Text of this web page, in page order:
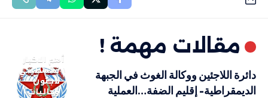
مقالات مهمة !
أهم الاخبار
فلسطيني
لاجئون
وجاليات
دائرة اللاجئين ووكالة الغوث في الجبهة
الديمقراطية- إقليم الضفة…العملية